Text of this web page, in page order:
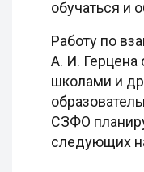
обучаться и
Работу по
А. И. Герцена
школами и
СЗФО
следующих